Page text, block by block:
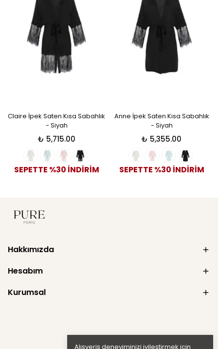
Alışveriş deneyiminizi iyileştirmek için
Claire İpek Saten Kısa Sabahlık
- Siyah
₺ 5,715.00
SEPETTE %30 İNDİRİM
Anne İpek Saten Kısa Sabahlık
- Siyah
₺ 5,355.00
SEPETTE %30 İNDİRİM
Hakkımızda
Hesabım
Kurumsal